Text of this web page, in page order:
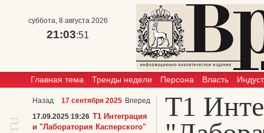
суббота, 8 августа 2026
21:03:51
Главная тема Тренды недели Персона Власть
Т1
Назад 17 сентября 2025 Вперед
17.09.2025 19:26 Т1 Интеграция
и "Лаборатория Касперского"